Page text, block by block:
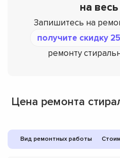
на
Запишитесь на
получите скидку
ремонту
Цена ремонта
Вид ремонтных работы